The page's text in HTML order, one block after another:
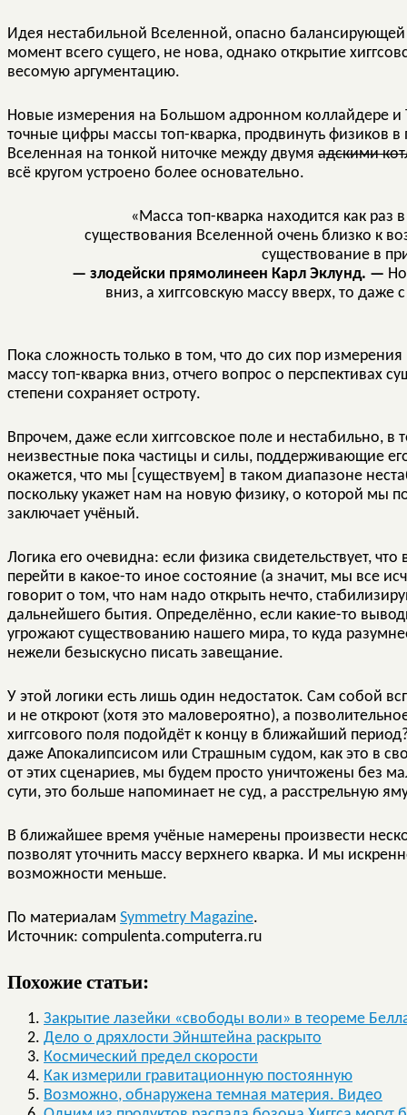
Идея нестабильной Вселенной, опасно
момент всего сущего, не нова, однако открытие
весомую аргументацию.
Новые измерения на Большом адронном коллайдере и
точные цифры массы топ-кварка, продвинуть физиков
Вселенная на тонкой ниточке между двумя адскими
всё кругом устроено более основательно.
«Масса топ-кварка находится как раз
существования Вселенной очень близко к
существование в
— злодейски прямолинеен Карл Эклунд. —
вниз, а хиггсовскую массу вверх, то
Пока сложность только в том, что до сих пор
массу топ-кварка вниз, отчего вопрос о перспективах
степени сохраняет остроту.
Впрочем, даже если хиггсовское поле и нестабильно, в
неизвестные пока частицы и силы, поддерживающие
окажется, что мы [существуем] в таком диапазоне
поскольку укажет нам на новую физику, о которой мы
заключает учёный.
Логика его очевидна: если физика свидетельствует,
перейти в какое-то иное состояние (а значит, мы все
говорит о том, что нам надо открыть нечто,
дальнейшего бытия. Определённо, если какие-то
угрожают существованию нашего мира, то куда
нежели безыскусно писать завещание.
У этой логики есть лишь один недостаток. Сам собой
и не откроют (хотя это маловероятно), а
хиггсового поля подойдёт к концу в ближайший
даже Апокалипсисом или Страшным судом, как это в
от этих сценариев, мы будем просто уничтожены без
сути, это больше напоминает не суд, а расстрельную
В ближайшее время учёные намерены произвести
позволят уточнить массу верхнего кварка. И мы
возможности меньше.
По материалам Symmetry Magazine.
Источник: compulenta.computerra.ru
Похожие статьи:
Закрытие лазейки «свободы воли» в теореме
Дело о дряхлости Эйнштейна раскрыто
Космический предел скорости
Как измерили гравитационную постоянную
Возможно, обнаружена темная материя. Видео